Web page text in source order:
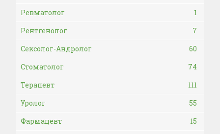
Ревматолог
1
Рентгенолог
7
Сексолог-Андролог
60
Стоматолог
74
Терапевт
111
Уролог
55
Фармацевт
15